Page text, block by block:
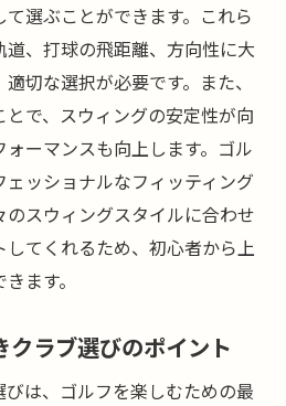
選ぶことができます。これら
、打球の飛距離、方向性に大
切な選択が必要です。また、
で、スウィングの安定性が向
ーマンスも向上します。ゴル
ッショナルなフィッティング
スウィングスタイルに合わせ
てくれるため、初心者から上
ます。
クラブ選びのポイント
は、ゴルフを楽しむための最